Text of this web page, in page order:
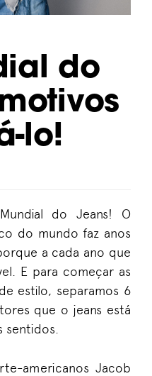
do
lo!
do Jeans! O
do mundo faz anos
a cada ano que
E para começar as
estilo, separamos 6
que o jeans está
sentidos.
americanos Jacob